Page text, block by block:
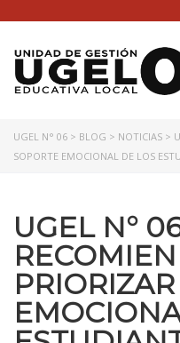
UGEL N° 06 > BLOG > NOTICIAS >
SOPORTE EMOCIONAL DE LOS
UGEL N°